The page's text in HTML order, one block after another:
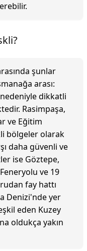
şunlar
arası:
dikkatli
Rasimpaşa,
ve Eğitim
bölgeler olarak
daha güvenli ve
ise Göztepe,
ve 19
fay hattı
Denizi'nde yer
eden Kuzey
oldukça yakın